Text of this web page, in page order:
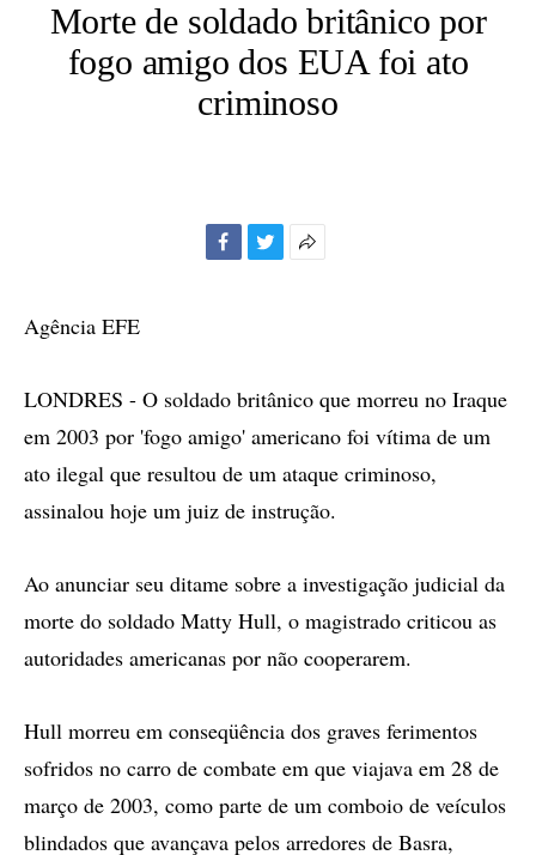
Morte de soldado britânico por
fogo amigo dos EUA foi ato
criminoso
Agência EFE
LONDRES - O soldado britânico que morreu no Iraque
em 2003 por 'fogo amigo' americano foi vítima de um
ato ilegal que resultou de um ataque criminoso,
assinalou hoje um juiz de instrução.
Ao anunciar seu ditame sobre a investigação judicial da
morte do soldado Matty Hull, o magistrado criticou as
autoridades americanas por não cooperarem.
Hull morreu em conseqüência dos graves ferimentos
sofridos no carro de combate em que viajava em 28 de
março de 2003, como parte de um comboio de veículos
blindados que avançava pelos arredores de Basra,